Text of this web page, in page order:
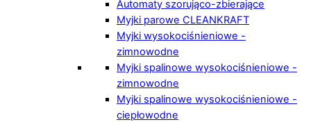
Automaty szorująco-zbierające
Myjki parowe CLEANKRAFT
Myjki wysokociśnieniowe -
zimnowodne
Myjki spalinowe wysokociśnieniowe -
zimnowodne
Myjki spalinowe wysokociśnieniowe -
ciepłowodne